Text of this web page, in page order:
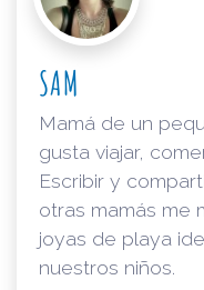
SAM
Mamá de un
gusta viajar,
Escribir y
otras mamás me
joyas de playa
nuestros niños.